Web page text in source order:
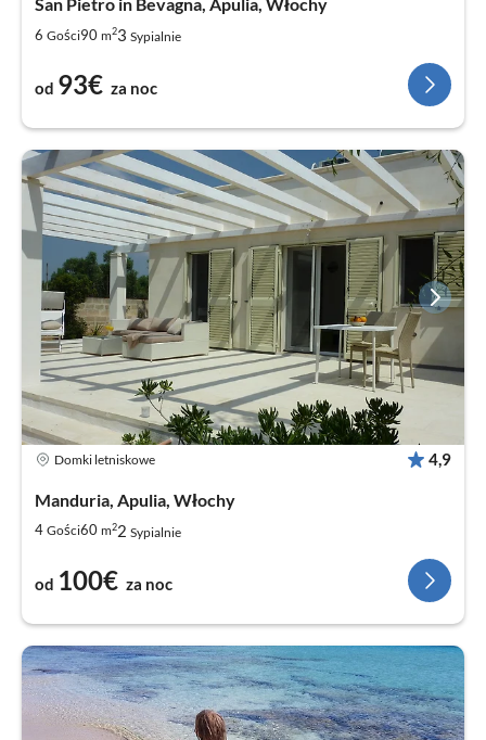
6 Gości90 m23 Sypialnie
od 93€ za noc
Domki letniskowe 4,9
Manduria, Apulia, Włochy
4 Gości60 m22 Sypialnie
od 100€ za noc